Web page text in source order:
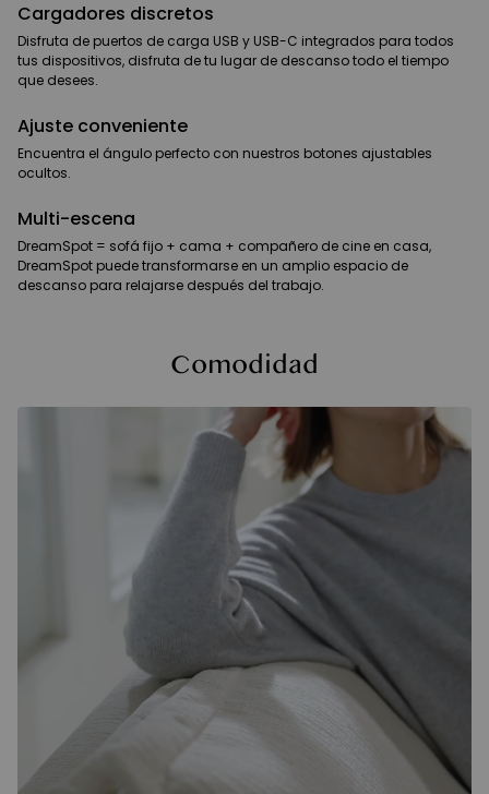
Cargadores discretos
Disfruta de puertos de carga USB y USB-C integrados para todos
tus dispositivos, disfruta de tu lugar de descanso todo el tiempo
que desees.
Ajuste conveniente
Encuentra el ángulo perfecto con nuestros botones ajustables
ocultos.
Multi-escena
DreamSpot = sofá fijo + cama + compañero de cine en casa,
DreamSpot puede transformarse en un amplio espacio de
descanso para relajarse después del trabajo.
Comodidad